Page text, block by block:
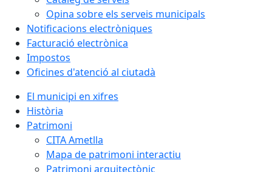
Opina sobre els serveis municipals
Notificacions electròniques
Facturació electrònica
Impostos
Oficines d'atenció al ciutadà
El municipi en xifres
Història
Patrimoni
CITA Ametlla
Mapa de patrimoni interactiu
Patrimoni arquitectònic